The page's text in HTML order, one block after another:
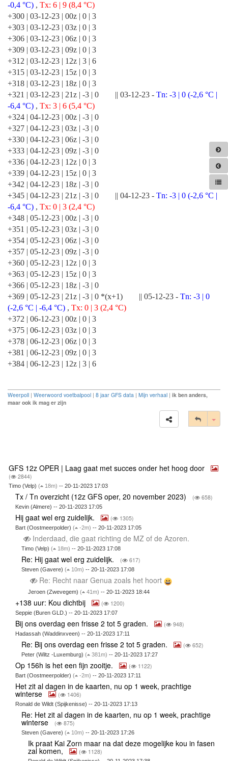
-0,4 °C) , Tx: 6 | 9 (8,4 °C)
+300 | 03-12-23 | 00z | 0 | 3
+303 | 03-12-23 | 03z | 0 | 3
+306 | 03-12-23 | 06z | 0 | 3
+309 | 03-12-23 | 09z | 0 | 3
+312 | 03-12-23 | 12z | 3 | 6
+315 | 03-12-23 | 15z | 0 | 3
+318 | 03-12-23 | 18z | 0 | 3
+321 | 03-12-23 | 21z | -3 | 0 || 03-12-23 - Tn: -3 | 0 (-2,6 °C |
-6,4 °C) , Tx: 3 | 6 (5,4 °C)
+324 | 04-12-23 | 00z | -3 | 0
+327 | 04-12-23 | 03z | -3 | 0
+330 | 04-12-23 | 06z | -3 | 0
+333 | 04-12-23 | 09z | -3 | 0
+336 | 04-12-23 | 12z | 0 | 3
+339 | 04-12-23 | 15z | 0 | 3
+342 | 04-12-23 | 18z | -3 | 0
+345 | 04-12-23 | 21z | -3 | 0 || 04-12-23 - Tn: -3 | 0 (-2,6 °C |
-6,4 °C) , Tx: 0 | 3 (2,4 °C)
+348 | 05-12-23 | 00z | -3 | 0
+351 | 05-12-23 | 03z | -3 | 0
+354 | 05-12-23 | 06z | -3 | 0
+357 | 05-12-23 | 09z | -3 | 0
+360 | 05-12-23 | 12z | 0 | 3
+363 | 05-12-23 | 15z | 0 | 3
+366 | 05-12-23 | 18z | -3 | 0
+369 | 05-12-23 | 21z | -3 | 0 *(x+1) || 05-12-23 - Tn: -3 | 0
(-2,6 °C | -6,4 °C) , Tx: 0 | 3 (2,4 °C)
+372 | 06-12-23 | 00z | 0 | 3
+375 | 06-12-23 | 03z | 0 | 3
+378 | 06-12-23 | 06z | 0 | 3
+381 | 06-12-23 | 09z | 0 | 3
+384 | 06-12-23 | 12z | 3 | 6
Weerpoll | Weerwoord voetbalpool | 8 jaar GFS data | Mijn verhaal | ik ben anders,
maar ook ik mag er zijn
GFS 12z OPER | Laag gaat met succes onder het hoog door
( 2844)
Timo (Velp) ( 18m) -- 20-11-2023 17:03
Tx / Tn overzicht (12z GFS oper, 20 november 2023) ( 658)
Kevin (Almere) -- 20-11-2023 17:05
Hij gaat wel erg zuidelijk. ( 1305)
Bart (Oostmeerpolder) ( -2m) -- 20-11-2023 17:05
Inderdaad, die gaat richting de MZ of de Azoren.
Timo (Velp)( 18m) -- 20-11-2023 17:08
Re: Hij gaat wel erg zuidelijk. ( 617)
Steven (Gavere)( 10m) -- 20-11-2023 17:08
Re: Recht naar Genua zoals het hoort
Jeroen (Zwevegem) ( 41m) -- 20-11-2023 18:44
+138 uur: Kou dichtbij ( 1200)
Seppie (Buren GLD.) -- 20-11-2023 17:07
Bij ons overdag een frisse 2 tot 5 graden. ( 948)
Hadassah (Waddinxveen) -- 20-11-2023 17:11
Re: Bij ons overdag een frisse 2 tot 5 graden. ( 652)
Peter (Wiltz -Luxemburg)( 381m) -- 20-11-2023 17:27
Op 156h is het een fijn zooitje. ( 1122)
Bart (Oostmeerpolder) ( -2m) -- 20-11-2023 17:11
Het zit al dagen in de kaarten, nu op 1 week, prachtige
winterse ( 1406)
Ronald de Wildt (Spijkenisse) -- 20-11-2023 17:13
Re: Het zit al dagen in de kaarten, nu op 1 week, prachtige
winterse ( 875)
Steven (Gavere)( 10m) -- 20-11-2023 17:26
Ik praat Kai Zorn maar na dat deze mogelijke kou in fasen
zal komen, ( 1128)